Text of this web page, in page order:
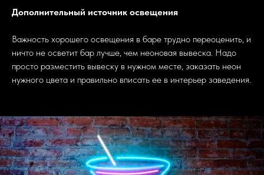
Дополнительный источник освещения
Важность хорошего освещения в баре трудно переоценить, и
ничто не осветит бар лучше, чем неоновая вывеска. Надо
просто разместить вывеску в нужном месте, заказать неон
нужного цвета и правильно вписать ее в интерьер заведения.